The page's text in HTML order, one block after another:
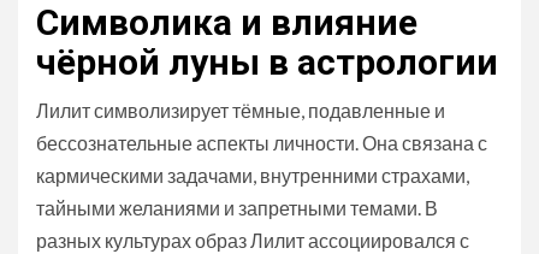
Символика и влияние
чёрной луны в астрологии
Лилит символизирует тёмные, подавленные и
бессознательные аспекты личности. Она связана с
кармическими задачами, внутренними страхами,
тайными желаниями и запретными темами. В
разных культурах образ Лилит ассоциировался с